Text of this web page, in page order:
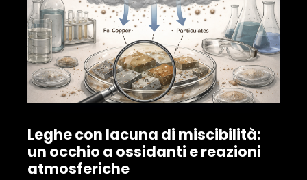
Leghe con lacuna di miscibilità:
un occhio a ossidanti e reazioni
atmosferiche